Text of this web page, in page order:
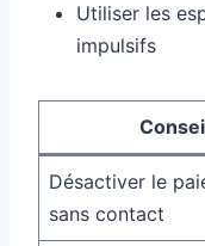
Utiliser les
impulsifs
Désactiver le
sans contact